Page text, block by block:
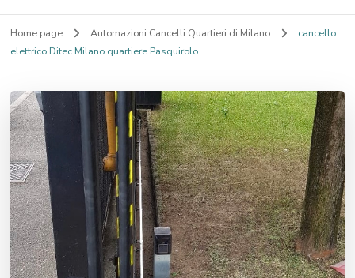
Home page Automazioni Cancelli Quartieri di Milano
cancello
elettrico Ditec Milano quartiere Pasquirolo